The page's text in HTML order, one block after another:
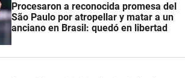
Procesaron a reconocida promesa del
São Paulo por atropellar y matar a un
anciano en Brasil: quedó en libertad